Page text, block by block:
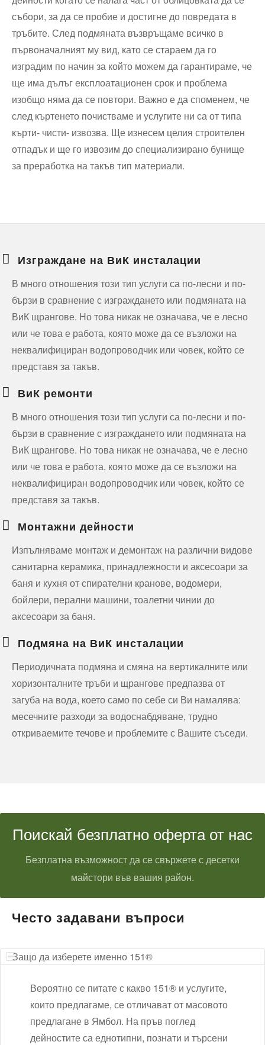
събори, за да се пробие и достигне до повредата в
тръбите. След подмяната възвръщаме всичко в
първоначалният му вид, като се стараем да го
изградим по начин за който можем да гарантираме, че
ще има дълъг експлоатационен срок и проблема
изобщо няма да се повтори. Важно е да споменем, че
след къртенето почистваме и услугите ни са от типа
кърти- чисти- извозва. Ще изнесем целия строителен
отпадък и ще го извозим до специализирано бунище
за преработка на такъв тип материали.
Изграждане на ВиК инсталации
В много отношения този тип услуги са по-лесни и по-
бързи в сравнение с изграждането или подмяната на
ВиК щрангове. Но това никак не означава, че е лесно
или че това е работа, която може да се възложи на
неквалифициран водопроводчик или човек, който се
представя за такъв.
ВиК ремонти
В много отношения този тип услуги са по-лесни и по-
бързи в сравнение с изграждането или подмяната на
ВиК щрангове. Но това никак не означава, че е лесно
или че това е работа, която може да се възложи на
неквалифициран водопроводчик или човек, който се
представя за такъв.
Монтажни дейности
Изпълняваме монтаж и демонтаж на различни видове
санитарна керамика, принадлежности и аксесоари за
баня и кухня от спирателни кранове, водомери,
бойлери, перални машини, тоалетни чинии до
аксесоари за баня.
Подмяна на ВиК инсталации
Периодичната подмяна и смяна на вертикалните или
хоризонталните тръби и щрангове предпазва от
загуба на вода, което само по себе си Ви намалява:
месечните разходи за водоснабдяване, трудно
откриваемите течове и проблемите с Вашите съседи.
Поискай безплатно оферта от нас
Безплатна възможност да се свържете с десетки
майстори във вашия район.
Често задавани въпроси
Защо да изберете именно 151®
Вероятно се питате с какво 151® и услугите,
които предлагаме, се отличават от масовото
предлагане в Ямбол. На пръв поглед
дейностите са еднотипни, познати и търсени